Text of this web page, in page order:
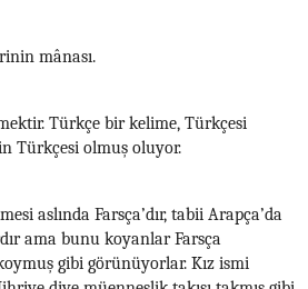
mânası.
Türkçe bir kelime, Türkçesi
Türkçesi olmuş oluyor.
aslında Farsça’dır, tabii Arapça’da
ama bunu koyanlar Farsça
gibi görünüyorlar. Kız ismi